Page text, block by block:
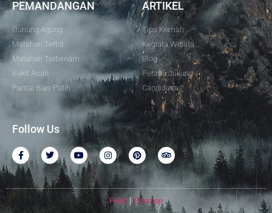
PEMANDANGAN
Gunung Agung
Matahari Terbit
Matahari Terbenam
Bukit Asah
Pantai Bias Putih
ARTIKEL
Tips Kemah
Kegiata Wisata
Blog
Perahu Jukung
Candidasa
Follow Us
Feed|Sitemap